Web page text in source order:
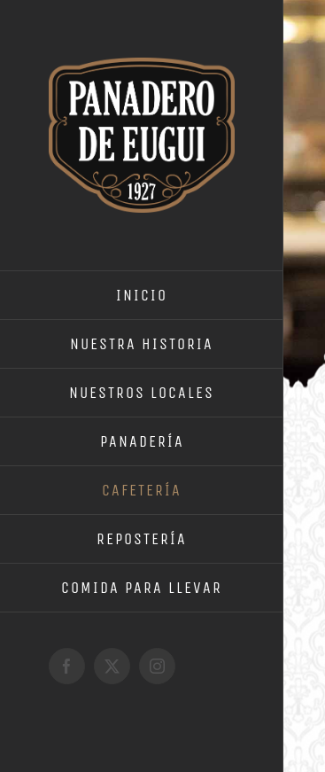
INICIO
NUESTRA HISTORIA
NUESTROS LOCALES
PANADERÍA
CAFETERÍA
REPOSTERÍA
COMIDA PARA LLEVAR
Facebook
X Instagram